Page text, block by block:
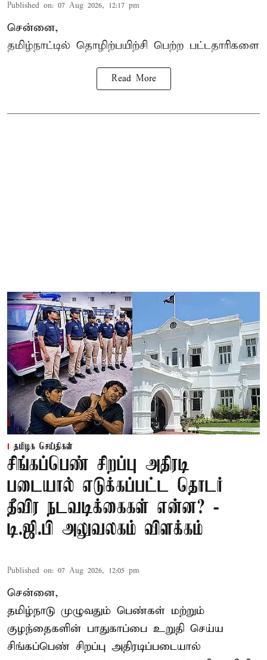
Published on: 07 Aug 2026, 12:17 pm
சென்னை,
தமிழ்நாட்டில் தொழிற்பயிற்சி பெற்ற பட்டதாரிகளை
Read More
தமிழக செய்திகள்
சிங்கப்பெண் சிறப்பு அதிரடி
படையால் எடுக்கப்பட்ட தொடர்
தீவிர நடவடிக்கைகள் என்ன? -
டி.ஜி.பி அலுவலகம் விளக்கம்
Published on: 07 Aug 2026, 12:05 pm
சென்னை,
தமிழ்நாடு முழுவதும் பெண்கள் மற்றும்
குழந்தைகளின் பாதுகாப்பை உறுதி செய்ய
சிங்கப்பெண் சிறப்பு அதிரடிப்படையால்